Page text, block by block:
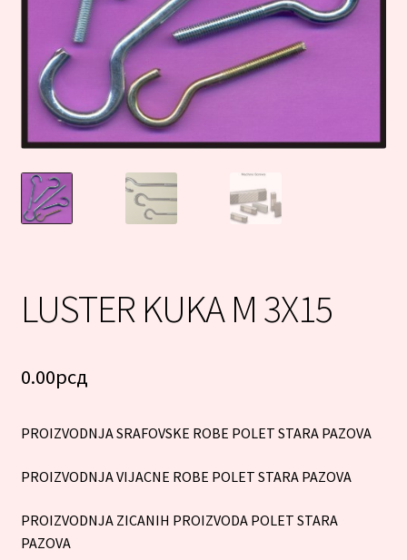
LUSTER KUKA M 3X15
0.00рсд
PROIZVODNJA SRAFOVSKE ROBE POLET STARA PAZOVA
PROIZVODNJA VIJACNE ROBE POLET STARA PAZOVA
PROIZVODNJA ZICANIH PROIZVODA POLET STARA
PAZOVA